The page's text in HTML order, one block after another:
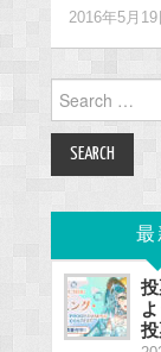
2016年5月
for:
最
投